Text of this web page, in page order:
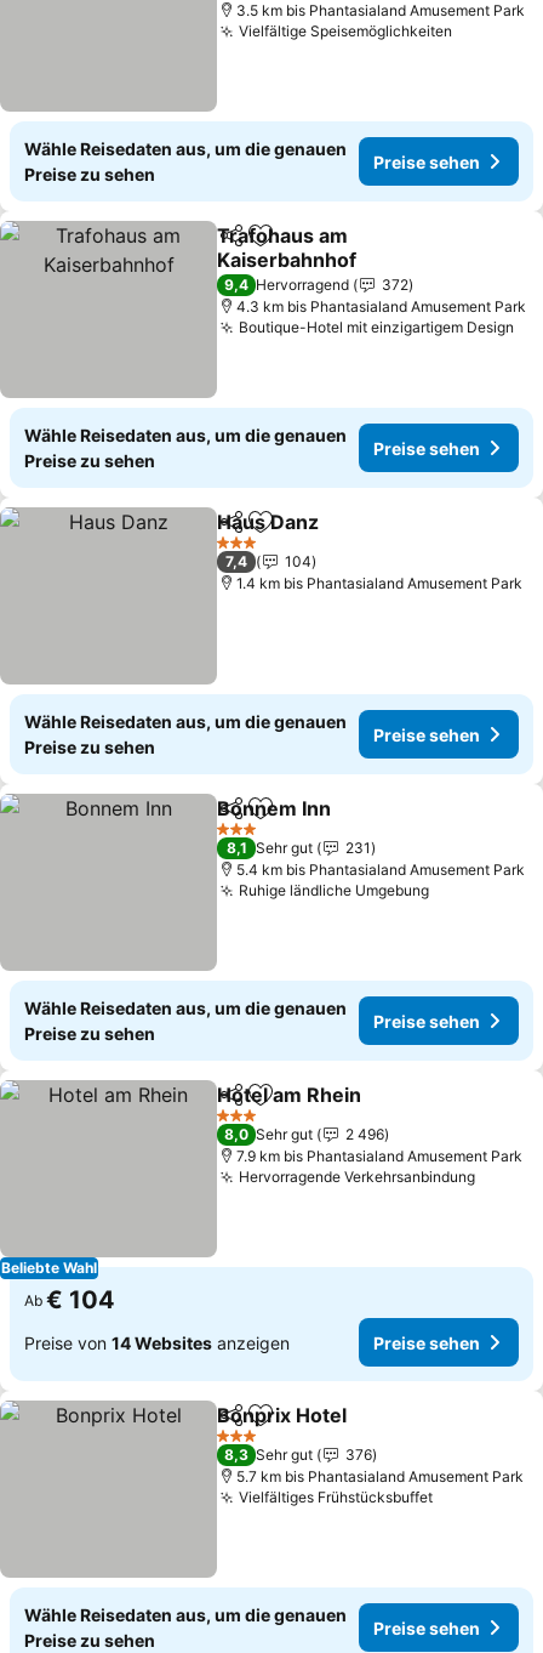
3.5 km bis Phantasialand Amusement Park
Vielfältige Speisemöglichkeiten
Wähle Reisedaten aus, um die genauen
Preise zu sehen
Preise sehen
TeilenZu Favoriten hinzufügen
Trafohaus am
Kaiserbahnhof
9,4 Hervorragend
372
4.3 km bis Phantasialand Amusement Park
Boutique-Hotel mit einzigartigem Design
Wähle Reisedaten aus, um die genauen
Preise zu sehen
Preise sehen
TeilenZu Favoriten hinzufügen
Haus Danz
3 Sterne
7,4
104
1.4 km bis Phantasialand Amusement Park
Wähle Reisedaten aus, um die genauen
Preise zu sehen
Preise sehen
TeilenZu Favoriten hinzufügen
Bonnem Inn
3 Sterne
8,1 Sehr gut
231
5.4 km bis Phantasialand Amusement Park
Ruhige ländliche Umgebung
Wähle Reisedaten aus, um die genauen
Preise zu sehen
Preise sehen
Beliebte Wahl
TeilenZu Favoriten hinzufügen
Hotel am Rhein
3 Sterne
8,0 Sehr gut
2 496
7.9 km bis Phantasialand Amusement Park
Hervorragende Verkehrsanbindung
Ab € 104
Preise von 14 Websites anzeigen Preise sehen
TeilenZu Favoriten hinzufügen
Bonprix Hotel
3 Sterne
8,3 Sehr gut
376
5.7 km bis Phantasialand Amusement Park
Vielfältiges Frühstücksbuffet
Wähle Reisedaten aus, um die genauen
Preise zu sehen
Preise sehen